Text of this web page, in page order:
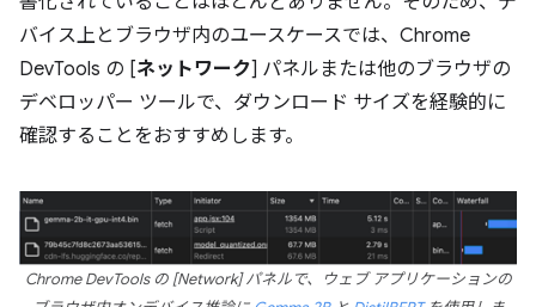
バイス上とブラウザ内のユースケースでは、Chrome
DevTools の [ネットワーク] パネルまたは他のブラウザの
デベロッパー ツールで、ダウンロード サイズを経験的に
確認することをおすすめします。
Chrome DevTools の [Network] パネルで、ウェブ アプリケーションの